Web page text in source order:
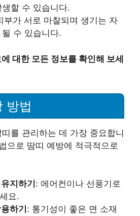
할 수 있습니다.
부가 서로 마찰되며 생기는 자
수 있습니다.
대한 모든 정보를 확인해 보세
방법
를 관리하는 데 가장 중요합니
으로 땀띠 예방에 적극적으로
지하기 : 에어컨이나 선풍기로
요.
하기 : 통기성이 좋은 면 소재